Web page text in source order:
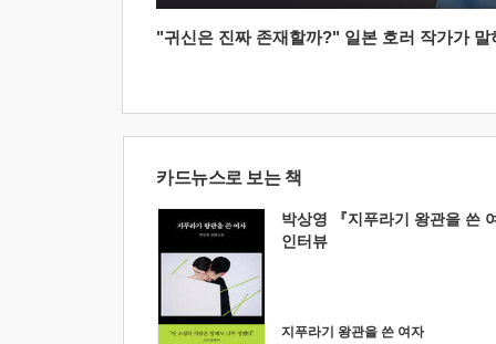
"귀신은 진짜 존재할까?" 일본 호러 작가가
카드뉴스로 보는 책
박상영 『지푸라기 왕관을 쓴
인터뷰
지푸라기 왕관을 쓴 여자